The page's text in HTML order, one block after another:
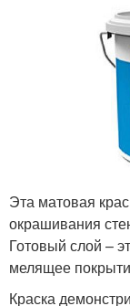
Эта матовая
окрашивания
Готовый слой –
мелящее
Краска